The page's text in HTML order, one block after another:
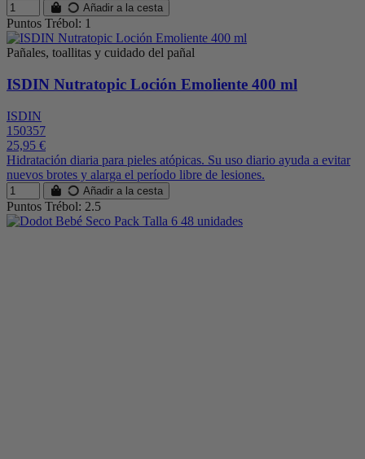
Añadir a la cesta
Puntos Trébol: 1
Pañales, toallitas y cuidado del pañal
ISDIN Nutratopic Loción Emoliente 400 ml
ISDIN
150357
25,95 €
Hidratación diaria para pieles atópicas. Su uso diario ayuda a evitar
nuevos brotes y alarga el período libre de lesiones.
Añadir a la cesta
Puntos Trébol: 2.5